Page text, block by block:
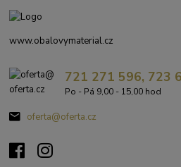
www.obalovymaterial.cz
721 271 596, 723
Po - Pá 9,00 - 15,00 hod
oferta@oferta.cz